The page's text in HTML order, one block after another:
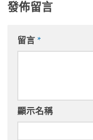
發佈留言
留言 *
顯示名稱